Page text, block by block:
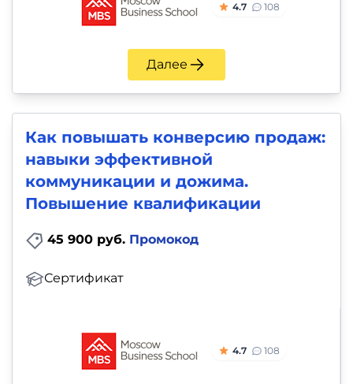
4.7 108
Далее
Как повышать конверсию продаж:
навыки эффективной
коммуникации и дожима.
Повышение квалификации
45 900 руб. Промокод
Сертификат
4.7 108